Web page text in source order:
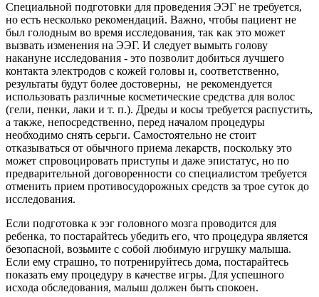
Специальной подготовки для проведения ЭЭГ не требуется,
но есть несколько рекомендаций. Важно, чтобы пациент не
был голодным во время исследования, так как это может
вызвать изменения на ЭЭГ. И следует вымыть голову
накануне исследования - это позволит добиться лучшего
контакта электродов с кожей головы и, соответственно,
результаты будут более достоверны, не рекомендуется
использовать различные косметические средства для волос
(гели, пенки, лаки и т. п.). Дреды и косы требуется распустить,
а также, непосредственно, перед началом процедуры
необходимо снять серьги. Самостоятельно не стоит
отказываться от обычного приема лекарств, поскольку это
может спровоцировать приступы и даже эпистатус, но по
предварительной договоренности со специалистом требуется
отменить прием противосудорожных средств за трое суток до
исследования.
Если подготовка к ээг головного мозга проводится для
ребенка, то постарайтесь убедить его, что процедура является
безопасной, возьмите с собой любимую игрушку малыша.
Если ему страшно, то потренируйтесь дома, постарайтесь
показать ему процедуру в качестве игры. Для успешного
исхода обследования, малыш должен быть спокоен.